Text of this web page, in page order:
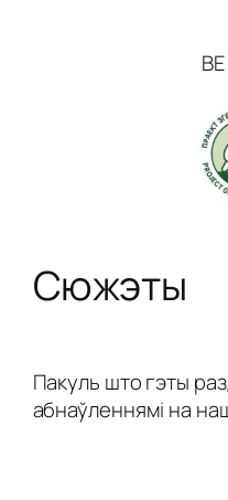
BE
Сюжэты
Пакуль што гэты
абнаўленнямі на